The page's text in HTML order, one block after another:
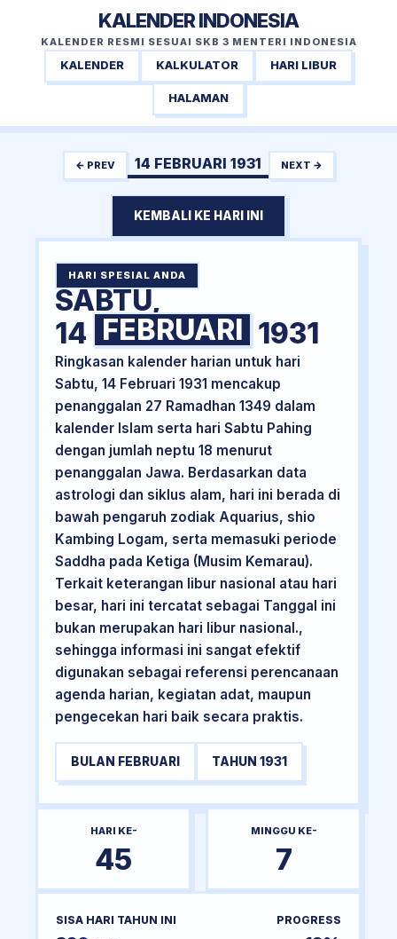
KALENDER INDONESIA
KALENDER RESMI SESUAI SKB 3 MENTERI INDONESIA
KALENDER KALKULATOR HARI LIBUR
HALAMAN
← PREV 14 FEBRUARI 1931 NEXT →
KEMBALI KE HARI INI
HARI SPESIAL ANDA
SABTU,
14 FEBRUARI 1931
Ringkasan kalender harian untuk hari
Sabtu, 14 Februari 1931 mencakup
penanggalan 27 Ramadhan 1349 dalam
kalender Islam serta hari Sabtu Pahing
dengan jumlah neptu 18 menurut
penanggalan Jawa. Berdasarkan data
astrologi dan siklus alam, hari ini berada di
bawah pengaruh zodiak Aquarius, shio
Kambing Logam, serta memasuki periode
Saddha pada Ketiga (Musim Kemarau).
Terkait keterangan libur nasional atau hari
besar, hari ini tercatat sebagai Tanggal ini
bukan merupakan hari libur nasional.,
sehingga informasi ini sangat efektif
digunakan sebagai referensi perencanaan
agenda harian, kegiatan adat, maupun
pengecekan hari baik secara praktis.
BULAN FEBRUARI TAHUN 1931
HARI KE-
45
MINGGU KE-
7
SISA HARI TAHUN INI PROGRESS